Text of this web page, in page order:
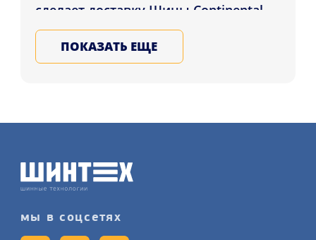
сделает доставку Шины Continental
ContiWinterContact TS 830P SUV 305/40
R20 112V XL FR N0 в города как:
Хмельницкий, Херсон,
приобритайте всесезонные шины
на услугу замену шин подробнее на
нашем сайте.
ПОКАЗАТЬ ЕЩЕ
мы в соцсетях